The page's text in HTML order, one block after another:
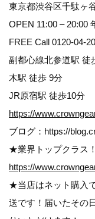
東京都渋谷区千駄ヶ
OPEN 11:00 – 20:00
FREE Call 0120-04-
副都心線北参道駅 徒
木駅 徒歩 9分
JR原宿駅 徒歩10分
https://
ブログ：https://
★業界トップクラス
https://
★当店はネット購入
送です！届いたその